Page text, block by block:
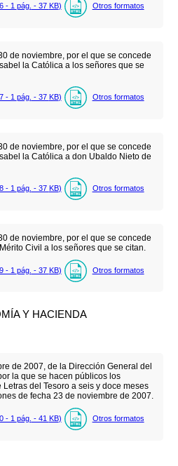
- 1 pág. - 37 KB) Otros formatos
de noviembre, por el que se concede
la Católica a los señores que se
- 1 pág. - 37 KB) Otros formatos
de noviembre, por el que se concede
la Católica a don Ubaldo Nieto de
- 1 pág. - 37 KB) Otros formatos
de noviembre, por el que se concede
Civil a los señores que se citan.
- 1 pág. - 37 KB) Otros formatos
Y HACIENDA
de 2007, de la Dirección General del
la que se hacen públicos los
del Tesoro a seis y doce meses
de fecha 23 de noviembre de 2007.
- 1 pág. - 41 KB) Otros formatos